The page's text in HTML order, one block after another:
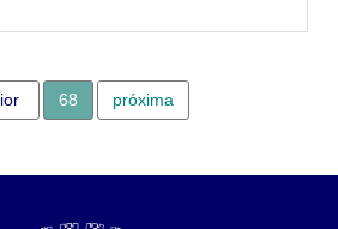
68 próxima